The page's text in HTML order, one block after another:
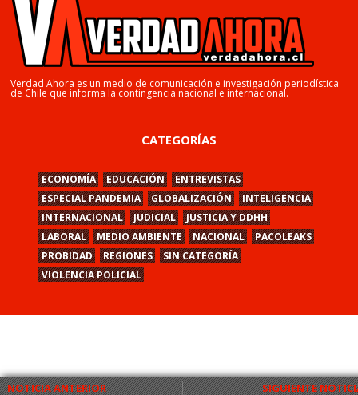
NOTICIA ANTERIOR
SIGUIENTE
Verdad Ahora es un medio de comunicación e investigación periodística
de Chile que informa la contingencia nacional e internacional.
CATEGORÍAS
ECONOMÍA EDUCACIÓN
ENTREVISTAS
ESPECIAL PANDEMIA
GLOBALIZACIÓN
INTELIGENCIA
INTERNACIONAL
JUDICIAL
JUSTICIA Y DDHH
LABORAL
MEDIO AMBIENTE NACIONAL
PACOLEAKS
PROBIDAD
REGIONES
SIN CATEGORÍA
VIOLENCIA POLICIAL